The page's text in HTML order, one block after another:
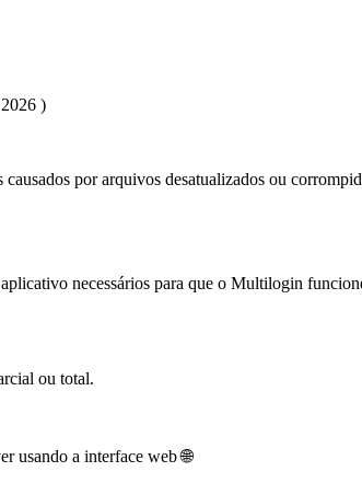
)
por arquivos desatualizados ou
necessários para que o Multilogin
ou total.
usando a interface web 🌐